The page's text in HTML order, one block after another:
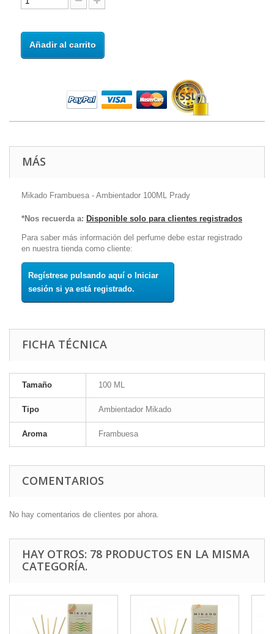
Añadir al carrito
MÁS
Mikado Frambuesa - Ambientador 100ML Prady
*Nos recuerda a: Disponible solo para clientes registrados
Para saber más información del perfume debe estar registrado
en nuestra tienda como cliente:
Regístrese pulsando aquí o Iniciar
sesión si ya está registrado.
FICHA TÉCNICA
Tamaño 100 ML
Tipo Ambientador Mikado
Aroma Frambuesa
COMENTARIOS
No hay comentarios de clientes por ahora.
HAY OTROS: 78 PRODUCTOS EN LA MISMA
CATEGORÍA.